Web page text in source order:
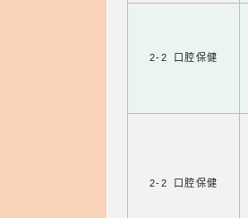
2-2 口腔保健
2-2 口腔保健